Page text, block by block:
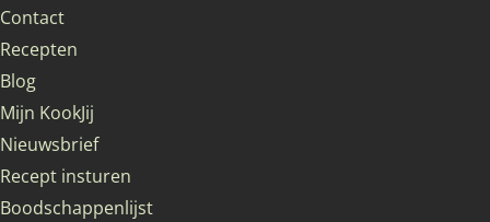
Contact
Recepten
Blog
Mijn KookJij
Nieuwsbrief
Recept insturen
Boodschappenlijst